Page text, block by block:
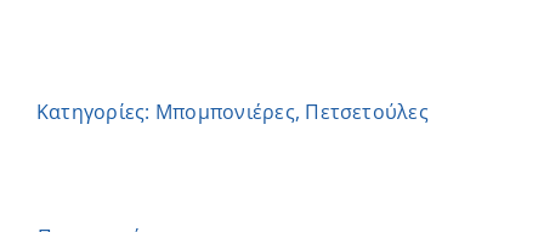
Κατηγορίες: Μπομπονιέρες, Πετσετούλες